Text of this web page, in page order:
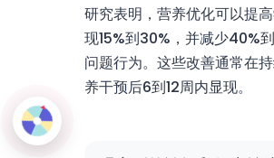
研究表明，营养优化可以提
现15%到30%，并减少40%
问题行为。这些改善通常在
养干预后6到12周内显现。